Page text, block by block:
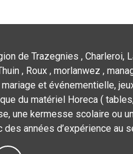
de Trazegnies , Charleroi,
, Roux , morlanwez ,
et événementielle,
du matériel Horeca (
une kermesse scolaire ou
années d’expérience